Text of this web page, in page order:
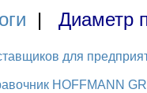
| Диаметр
для
HOFFMANN